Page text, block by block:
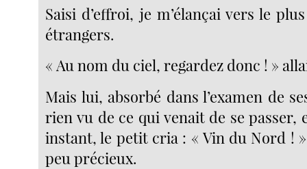
Saisi d’effroi, je m’élançai vers le
étrangers.
« Au nom du ciel, regardez donc ! »
Mais lui, absorbé dans l’examen de
rien vu de ce qui venait de se passer,
instant, le petit cria : « Vin du Nord !
peu précieux.